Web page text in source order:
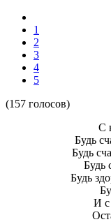
1
2
3
4
5
(157 голосов)
С
Будь
Будь
Будь
Будь
И с